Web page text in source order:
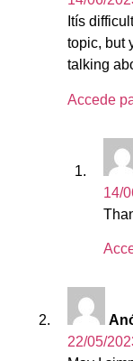
Itís
topic, but
talking
Accede
14/
22/05/